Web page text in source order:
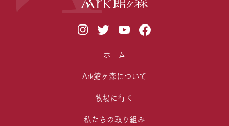
ホーム
Ark館ヶ森について
牧場に行く
私たちの取り組み